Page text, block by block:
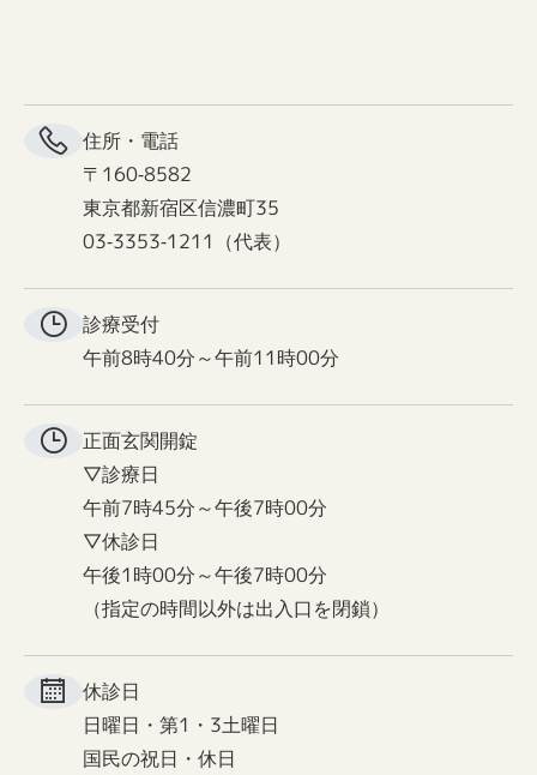
住所・電話
〒160-8582
東京都新宿区信濃町35
03-3353-1211（代表）
診療受付
午前8時40分～午前11時00分
正面玄関開錠
▽診療日
午前7時45分～午後7時00分
▽休診日
午後1時00分～午後7時00分
（指定の時間以外は出入口を閉鎖）
休診日
日曜日・第1・3土曜日
国民の祝日・休日